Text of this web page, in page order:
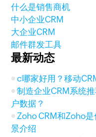
什么是销售商机
中小企业CRM
大企业CRM
邮件群发工具
最新动态
c哪家好用？移动
制造企业CRM系统
户数据？
Zoho CRM和Zoho
景介绍